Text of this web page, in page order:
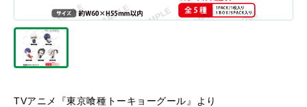
TVアニメ『東京喰種トーキョーグール』より